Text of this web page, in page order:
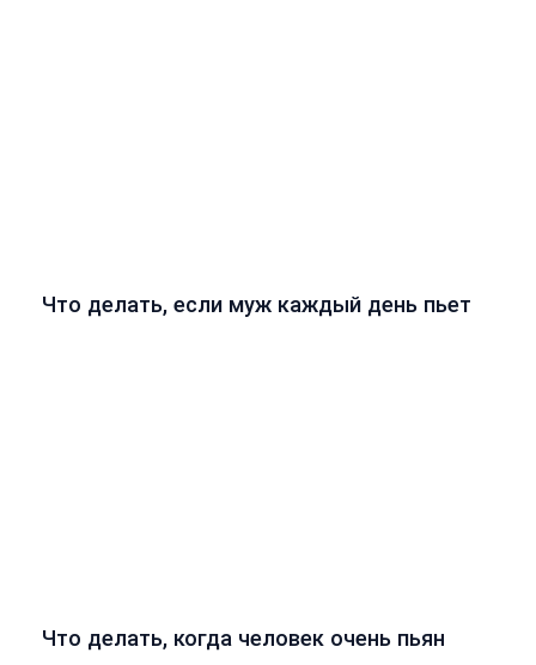
Что делать, если муж каждый день пьет
Что делать, когда человек очень пьян